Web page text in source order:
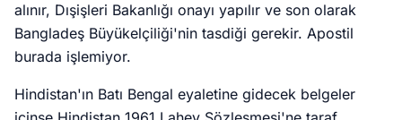
alınır, Dışişleri Bakanlığı onayı yapılır ve son olarak
Bangladeş Büyükelçiliği'nin tasdiği gerekir. Apostil
burada işlemiyor.
Hindistan'ın Batı Bengal eyaletine gidecek belgeler